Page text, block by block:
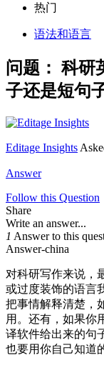
热门
语法和语言
问题： 科研
子还是短句
Editage Insights
Answer
Follow this Question
Share
Write an answer...
1 Answer to this
Answer-china
对科研写作来说，
或过度装饰的语言
把事情解释清楚，
用。还有，如果你
译软件给出来的句
也要用你自己知道